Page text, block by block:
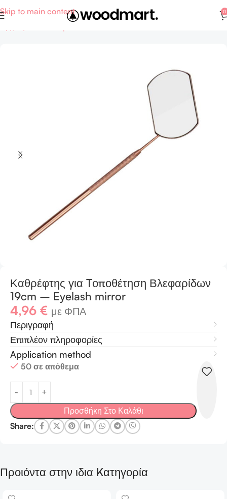
Skip to main content 0
Καθρέφτης για Tοποθέτηση Βλεφαρίδων
19cm – Eyelash mirror
4,96 € με ΦΠΑ
Περιγραφή
Επιπλέον πληροφορίες
Application method
50 σε απόθεμα
Προσθήκη Στο Καλάθι
Share:
Προιόντα στην ιδια Kατηγορία